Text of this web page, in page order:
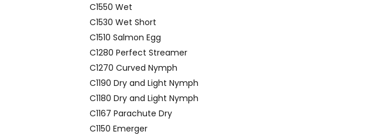
C1550 Wet
C1530 Wet Short
C1510 Salmon Egg
C1280 Perfect Streamer
C1270 Curved Nymph
C1190 Dry and Light Nymph
C1180 Dry and Light Nymph
C1167 Parachute Dry
C1150 Emerger